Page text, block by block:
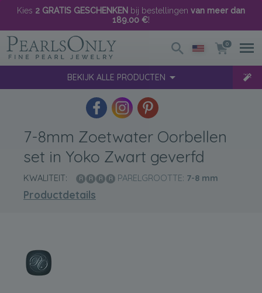
Kies 2 GRATIS GESCHENKEN bij bestellingen van meer dan
189.00 €!
0
BEKIJK ALLE PRODUCTEN
7-8mm Zoetwater Oorbellen
set in Yoko Zwart geverfd
KWALITEIT: PARELGROOTTE: 7-8 mm
Productdetails